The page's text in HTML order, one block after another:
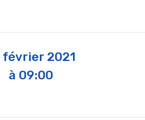
février 2021
à 09:00